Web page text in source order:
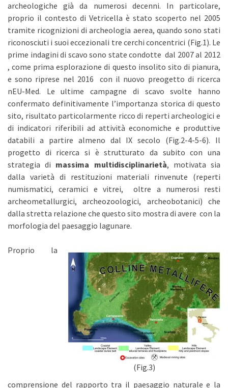
archeologiche già da numerosi decenni. In particolare,
proprio il contesto di Vetricella è stato scoperto nel 2005
tramite ricognizioni di archeologia aerea, quando sono stati
riconosciuti i suoi eccezionali tre cerchi concentrici (Fig.1). Le
prime indagini di scavo sono state condotte dal 2007 al 2012
, come prima esplorazione di questo insolito sito di pianura,
e sono riprese nel 2016 con il nuovo preogetto di ricerca
nEU-Med. Le ultime campagne di scavo svolte hanno
confermato definitivamente l’importanza storica di questo
sito, risultato particolarmente ricco di reperti archeologici e
di indicatori riferibili ad attività economiche e produttive
databili a partire almeno dal IX secolo (Fig.2-4-5-6). Il
progetto di ricerca si è strutturato da subito con una
strategia di massima multidisciplinarietà, motivata sia
dalla varietà di restituzioni materiali rinvenute (reperti
numismatici, ceramici e vitrei, oltre a numerosi resti
archeometallurgici, archeozoologici, archeobotanici) che
dalla stretta relazione che questo sito mostra di avere con la
morfologia del paesaggio lagunare.
(Fig.3)
Proprio la
comprensione del rapporto tra il paesaggio naturale e la